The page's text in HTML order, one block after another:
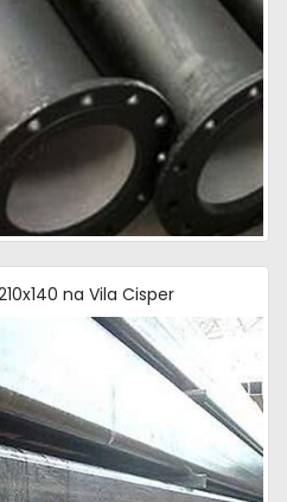
na Vila Cisper